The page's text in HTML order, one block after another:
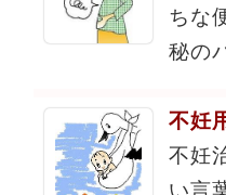
ちな
秘の
不妊
不妊